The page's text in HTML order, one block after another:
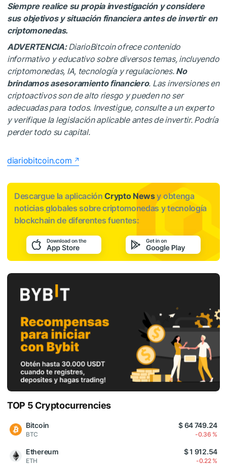
Siempre realice su propia investigación y considere
sus objetivos y situación financiera antes de invertir en
criptomonedas.
ADVERTENCIA:DiarioBitcoin ofrece contenido
informativo y educativo sobre diversos temas, incluyendo
criptomonedas, IA, tecnología y regulaciones. No
brindamos asesoramiento financiero. Las inversiones en
criptoactivos son de alto riesgo y pueden no ser
adecuadas para todos. Investigue, consulte a un experto
y verifique la legislación aplicable antes de invertir. Podría
perder todo su capital.
diariobitcoin.com
Descargue la aplicaciónCrypto Newsy obtenga
noticias globales sobre criptomonedas y tecnología
blockchain de diferentes fuentes:
TOP 5 Cryptocurrencies
Bitcoin
BTC
$ 64 749.24
-0.36 %
Ethereum
ETH
$ 1 912.54
-0.22 %